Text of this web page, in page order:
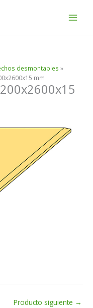
desmontables »
mm
Producto siguiente →